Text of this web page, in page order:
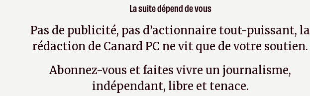
La suite dépend de vous
Pas de publicité, pas d’actionnaire tout-puissant, la
rédaction de Canard PC ne vit que de votre soutien.
Abonnez-vous et faites vivre un journalisme,
indépendant, libre et tenace.